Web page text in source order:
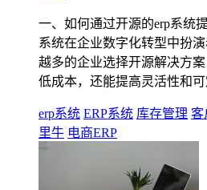
一、如何通过开源的erp系统
系统在企业数字化转型中扮
越多的企业选择开源解决方
低成本，还能提高灵活性和
erp系统 ERP系统 库存管理 客
里牛 电商ERP